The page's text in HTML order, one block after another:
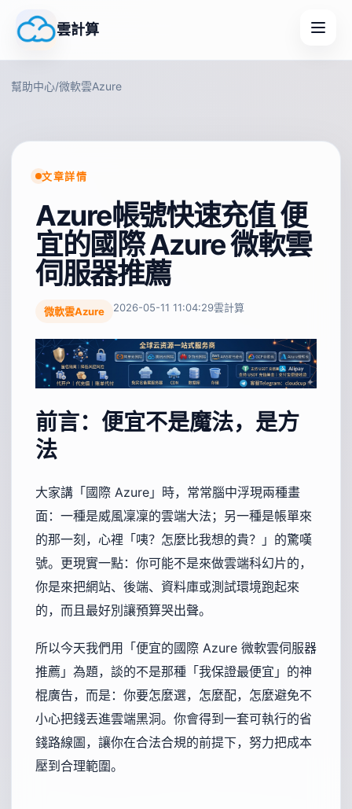
雲計算
幫助中心/微軟雲Azure
文章詳情
Azure帳號快速充值 便
宜的國際 Azure 微軟雲
伺服器推薦
微軟雲Azure 2026-05-11 11:04:29雲計算
前言：便宜不是魔法，是方
法
大家講「國際 Azure」時，常常腦中浮現兩種畫
面：一種是威風凜凜的雲端大法；另一種是帳單來
的那一刻，心裡「咦？怎麼比我想的貴？」的驚嘆
號。更現實一點：你可能不是來做雲端科幻片的，
你是來把網站、後端、資料庫或測試環境跑起來
的，而且最好別讓預算哭出聲。
所以今天我們用「便宜的國際 Azure 微軟雲伺服器
推薦」為題，談的不是那種「我保證最便宜」的神
棍廣告，而是：你要怎麼選，怎麼配，怎麼避免不
小心把錢丟進雲端黑洞。你會得到一套可執行的省
錢路線圖，讓你在合法合規的前提下，努力把成本
壓到合理範圍。